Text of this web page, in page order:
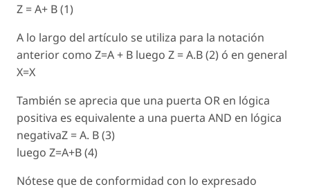
Z = A+ B (1)
A lo largo del artículo se utiliza para la notación
anterior como Z=A + B luego Z = A.B (2) ó en general
X=X
También se aprecia que una puerta OR en lógica
positiva es equivalente a una puerta AND en lógica
negativaZ = A. B (3)
luego Z=A+B (4)
Nótese que de conformidad con lo expresado